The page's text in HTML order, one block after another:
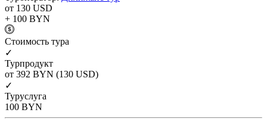
от 130 USD
+ 100 BYN
Cтоимость тура
✓
Турпродукт
от 392 BYN (130 USD)
✓
Туруслуга
100 BYN